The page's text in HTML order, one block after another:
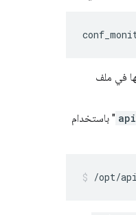
في ملف
" باستخدام
/opt/